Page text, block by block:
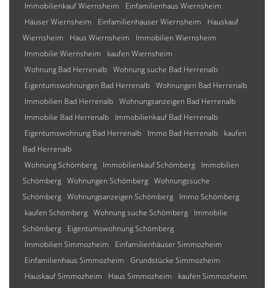
Immobilienkauf Wiernsheim
Einfamilienhaus Wiernsheim
Häuser Wiernsheim
Einfamilienhäuser Wiernsheim
Hauskauf
Wiernsheim
Haus Wiernsheim
Immobilien Wiernsheim
Immobilie Wiernsheim
kaufen Wiernsheim
Wohnung Bad Herrenalb Wohnung suche Bad Herrenalb
Eigentumswohnungen Bad Herrenalb Wohnungen Bad Herrenalb
Immobilien Bad Herrenalb Wohnungsanzeigen Bad Herrenalb
Immobilie Bad Herrenalb
Immobilienkauf Bad Herrenalb
Eigentumswohnung Bad Herrenalb
Immo Bad Herrenalb
kaufen
Bad Herrenalb
Wohnung Schömberg
Immobilienkauf Schömberg
Immobilien
Schömberg Wohnungen Schömberg Wohnungssuche
Schömberg Wohnungsanzeigen Schömberg
Immo Schömberg
kaufen Schömberg Wohnung suche Schömberg
Immobilie
Schömberg
Eigentumswohnung Schömberg
Immobilien Simmozheim
Einfamilienhäuser Simmozheim
Einfamilienhaus Simmozheim
Grundstücke Simmozheim
Hauskauf Simmozheim
Haus Simmozheim
kaufen Simmozheim